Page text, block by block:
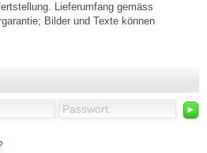
►
Lieferumfang gemäss
Bilder und Texte können